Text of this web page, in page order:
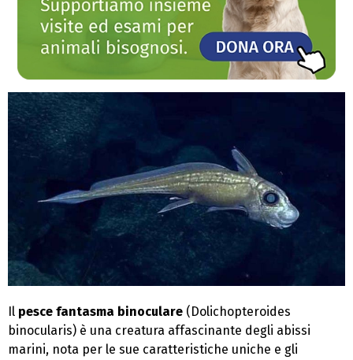
Il pesce fantasma binoculare (Dolichopteroides
binocularis) è una creatura affascinante degli abissi
marini, nota per le sue caratteristiche uniche e gli